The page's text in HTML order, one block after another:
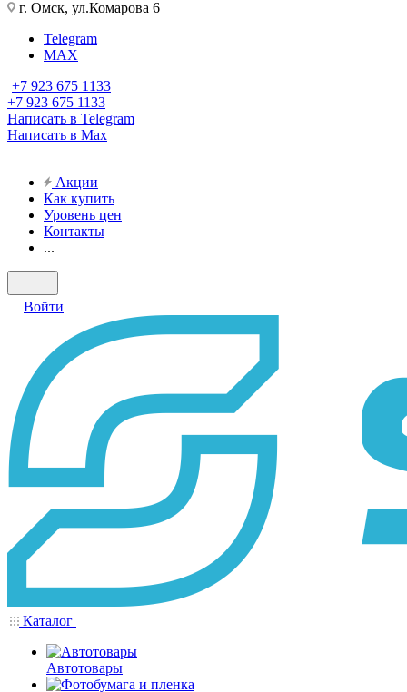
г. Омск, ул.Комарова 6
Telegram
MAX
+7 923 675 1133
+7 923 675 1133
Написать в Telegram
Написать в Max
Акции
Как купить
Уровень цен
Контакты
...
Войти
Каталог
Автотовары